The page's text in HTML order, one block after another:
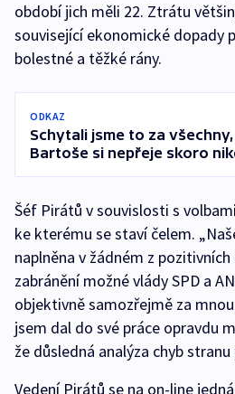
období jich měli 22. Ztrátu
související ekonomické dopady
bolestné a těžké rány.
ODKAZ
Schytali jsme to za
Bartoše si nepřeje skoro
Šéf Pirátů v souvislosti s
ke kterému se staví čelem.
naplněna v žádném z
zabránění možné vlády SPD a
objektivně samozřejmě za
jsem dal do své práce opravdu
že důsledná analýza chyb
Vedení Pirátů se na on-line